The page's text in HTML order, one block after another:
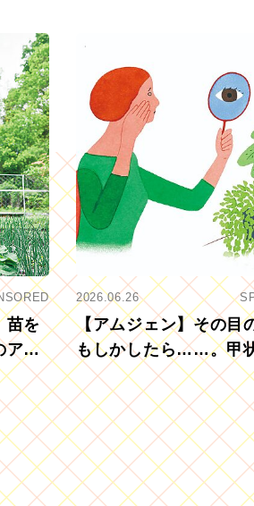
苗を
アグ
2026.06.26
【アムジェン】その目
もしかしたら……。甲
を知っていますか？